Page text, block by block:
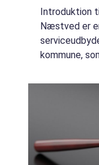
Introduktion
Næstved er
kommune,
omfatter